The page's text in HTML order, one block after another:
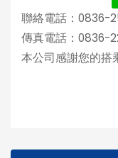
聯絡電話：0836-
傳真電話：0836-
本公司感謝您的搭